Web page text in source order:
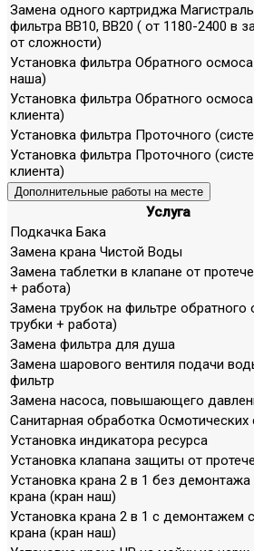
Замена одного картриджа
фильтра ВВ10, ВВ20 ( от 1180-2400 в
от сложности)
Установка фильтра Обратного
наша)
Установка фильтра Обратного
клиента)
Установка фильтра Проточного
Установка фильтра Проточного
клиента)
Дополнительные работы на месте
Услуга
Подкачка Бака
Замена крана Чистой Воды
Замена таблетки в клапане от
+ работа)
Замена трубок на фильтре обратного
трубки + работа)
Замена фильтра для душа
Замена шарового вентиля подачи
фильтр
Замена насоса, повышающего
Санитарная обработка Осмотических
Установка индикатора ресурса
Установка клапана защиты от
Установка крана 2 в 1 без демонтажа
крана (кран наш)
Установка крана 2 в 1 с демонтажем
крана (кран наш)